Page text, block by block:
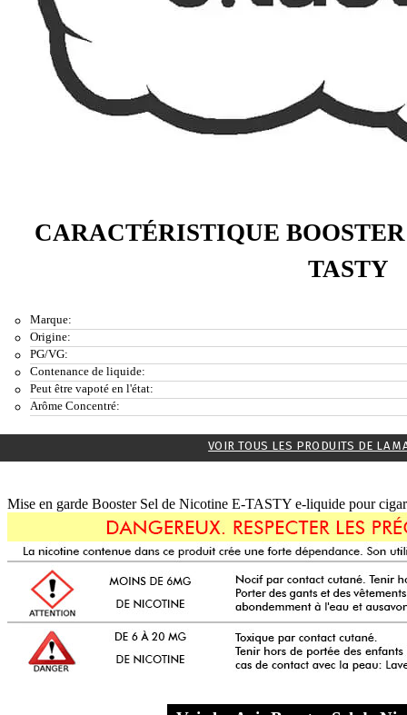
CARACTÉRISTIQUE
TASTY
Marque:
Origine:
PG/VG:
Contenance de liquide:
Peut être vapoté en l'état:
Arôme Concentré:
VOIR TOUS LES PRODUITS DE LA
Mise en garde Booster Sel de Nicotine E-TASTY e-liquide pour